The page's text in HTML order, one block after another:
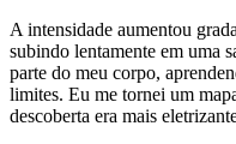
A intensidade aumentou
subindo lentamente em uma
parte do meu corpo,
limites. Eu me tornei um
descoberta era mais